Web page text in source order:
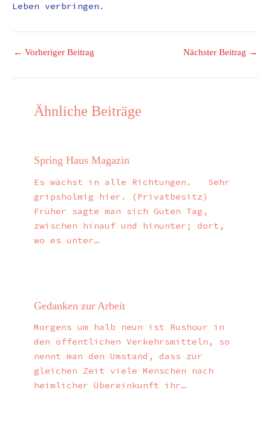
Leben verbringen.
← Vorheriger Beitrag Nächster Beitrag →
Ähnliche Beiträge
Spring Haus Magazin
Es wächst in alle Richtungen. Sehr
gripsholmig hier. (Privatbesitz)
Früher sagte man sich Guten Tag,
zwischen hinauf und hinunter; dort,
wo es unter…
Gedanken zur Arbeit
Morgens um halb neun ist Rushour in
den öffentlichen Verkehrsmitteln, so
nennt man den Umstand, dass zur
gleichen Zeit viele Menschen nach
heimlicher Übereinkunft ihr…